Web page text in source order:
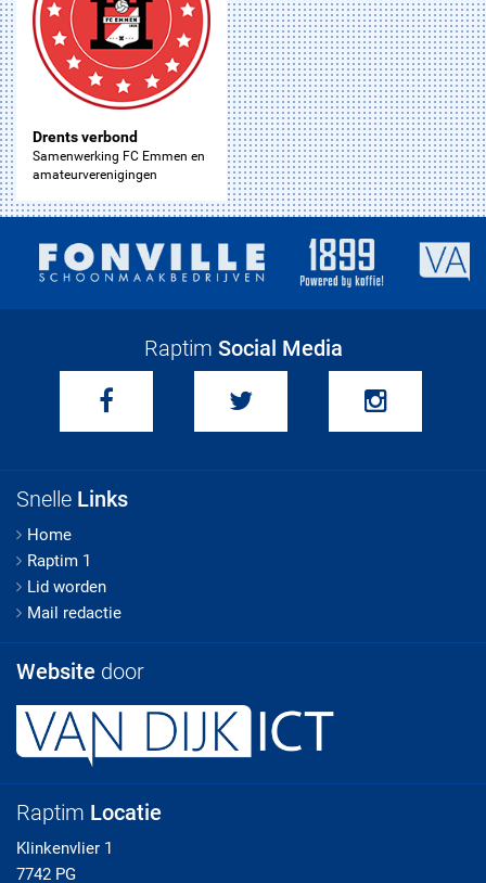
Drents verbond
Samenwerking FC Emmen en
amateurverenigingen
Raptim Social Media
Snelle Links
Home
Raptim 1
Lid worden
Mail redactie
Website door
Raptim Locatie
Klinkenvlier 1
7742 PG